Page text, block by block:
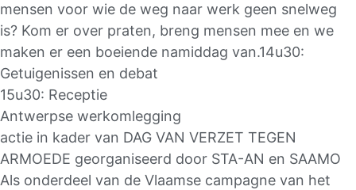
mensen voor wie de weg naar werk geen snelweg
is? Kom er over praten, breng mensen mee en we
maken er een boeiende namiddag van.14u30:
Getuigenissen en debat
15u30: Receptie
Antwerpse werkomlegging
actie in kader van DAG VAN VERZET TEGEN
ARMOEDE georganiseerd door STA-AN en SAAMO
Als onderdeel van de Vlaamse campagne van het